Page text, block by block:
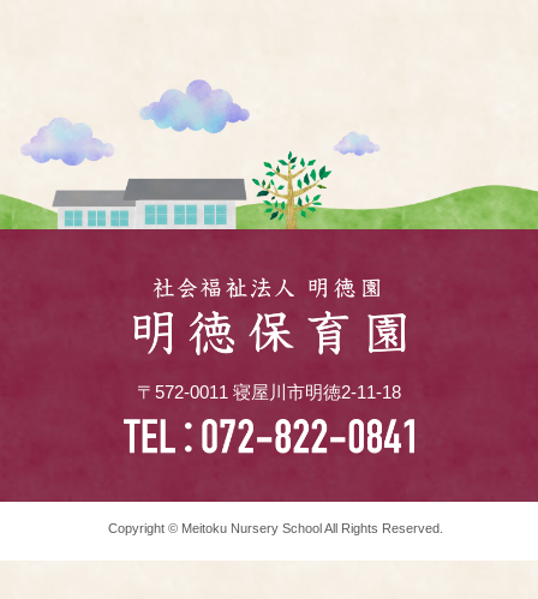
〒572-0011 寝屋川市明徳2-11-18
Copyright © Meitoku Nursery School All Rights Reserved.